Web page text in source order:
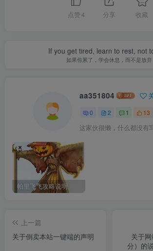
点赞 4 分享 收藏
If you get tired, learn to rest, not
如果你累了，学会休息，而不是放弃
aa351804
0 2 1 13
这家伙很懒，什么都没有
帕里飞飞攻略说明
上一篇
关于倒卖本站一键端的声明
关于
分）的